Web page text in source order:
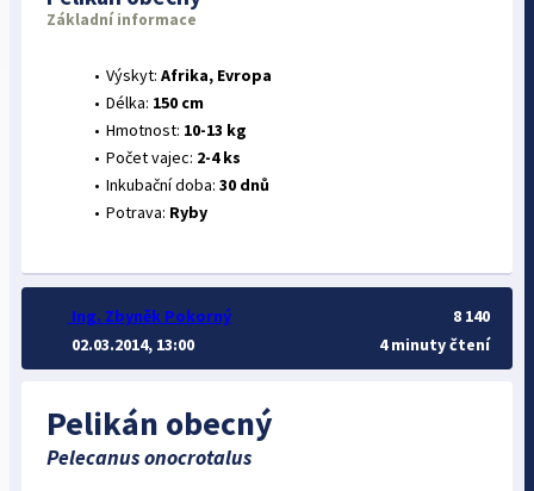
Pelikán obecný
Pelecanus onocrotalus
Základní informace
Výskyt: Afrika, Evropa
Délka: 150 cm
Hmotnost: 10-13 kg
Počet vajec: 2-4 ks
Inkubační doba: 30 dnů
Potrava: Ryby
Ing. Zbyněk Pokorný
02.03.2014, 13:00
8 140
4 minuty čtení